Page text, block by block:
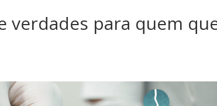
verdades para quem